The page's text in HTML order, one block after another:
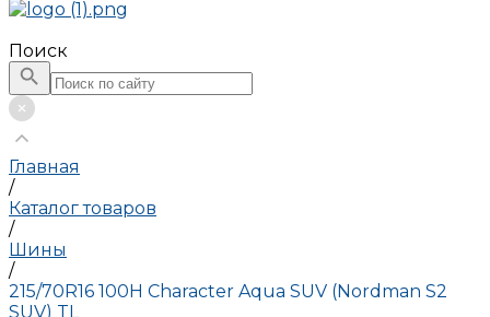
Поиск
Главная
/
Каталог товаров
/
Шины
/
215/70R16 100H Character Aqua SUV (Nordman S2
SUV) TL